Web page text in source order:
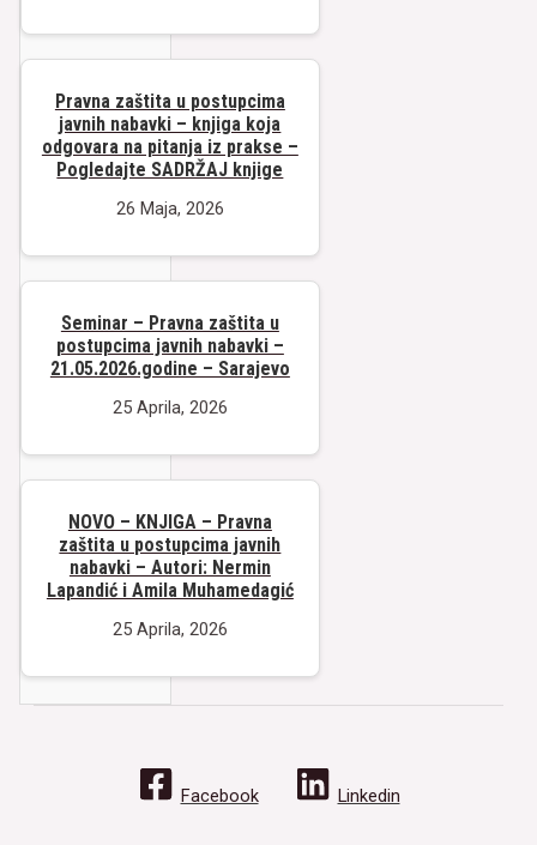
Pravna zaštita u postupcima
javnih nabavki – knjiga koja
odgovara na pitanja iz prakse –
Pogledajte SADRŽAJ knjige
26 Maja, 2026
Seminar – Pravna zaštita u
postupcima javnih nabavki –
21.05.2026.godine – Sarajevo
25 Aprila, 2026
NOVO – KNJIGA – Pravna
zaštita u postupcima javnih
nabavki – Autori: Nermin
Lapandić i Amila Muhamedagić
25 Aprila, 2026
Facebook Linkedin